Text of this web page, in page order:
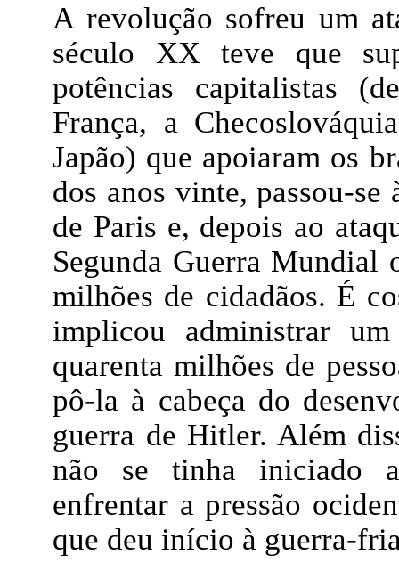
A revolução sofreu um
século XX teve que
potências capitalistas
França, a
Japão) que apoiaram os
dos anos vinte, passou-se
de Paris e, depois ao
Segunda Guerra Mundial
milhões de cidadãos. É
implicou administrar
quarenta milhões de
pô-la à cabeça do
guerra de Hitler. Além
não se tinha iniciado
enfrentar a pressão
que deu início à guerra-